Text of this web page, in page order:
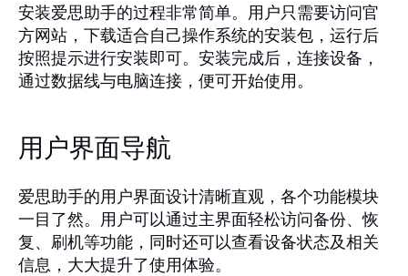
安装爱思助手的过程非常简单。用户只需要访问官
方网站，下载适合自己操作系统的安装包，运行后
按照提示进行安装即可。安装完成后，连接设备，
通过数据线与电脑连接，便可开始使用。
用户界面导航
爱思助手的用户界面设计清晰直观，各个功能模块
一目了然。用户可以通过主界面轻松访问备份、恢
复、刷机等功能，同时还可以查看设备状态及相关
信息，大大提升了使用体验。